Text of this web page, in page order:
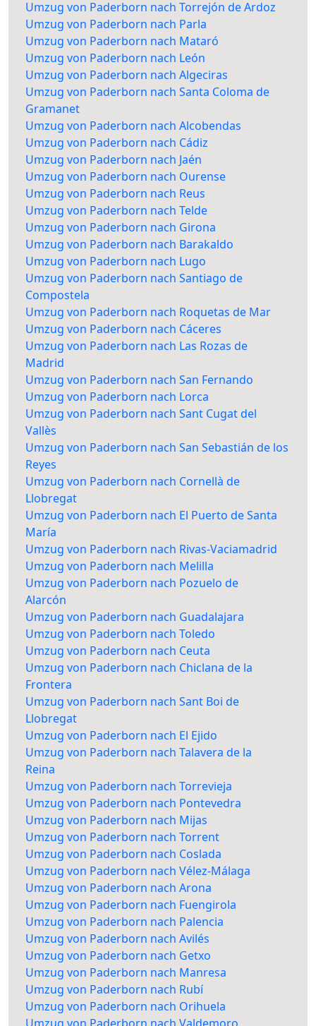
Umzug von Paderborn nach Torrejón de Ardoz
Umzug von Paderborn nach Parla
Umzug von Paderborn nach Mataró
Umzug von Paderborn nach León
Umzug von Paderborn nach Algeciras
Umzug von Paderborn nach Santa Coloma de
Gramanet
Umzug von Paderborn nach Alcobendas
Umzug von Paderborn nach Cádiz
Umzug von Paderborn nach Jaén
Umzug von Paderborn nach Ourense
Umzug von Paderborn nach Reus
Umzug von Paderborn nach Telde
Umzug von Paderborn nach Girona
Umzug von Paderborn nach Barakaldo
Umzug von Paderborn nach Lugo
Umzug von Paderborn nach Santiago de
Compostela
Umzug von Paderborn nach Roquetas de Mar
Umzug von Paderborn nach Cáceres
Umzug von Paderborn nach Las Rozas de
Madrid
Umzug von Paderborn nach San Fernando
Umzug von Paderborn nach Lorca
Umzug von Paderborn nach Sant Cugat del
Vallès
Umzug von Paderborn nach San Sebastián de los
Reyes
Umzug von Paderborn nach Cornellà de
Llobregat
Umzug von Paderborn nach El Puerto de Santa
María
Umzug von Paderborn nach Rivas-Vaciamadrid
Umzug von Paderborn nach Melilla
Umzug von Paderborn nach Pozuelo de
Alarcón
Umzug von Paderborn nach Guadalajara
Umzug von Paderborn nach Toledo
Umzug von Paderborn nach Ceuta
Umzug von Paderborn nach Chiclana de la
Frontera
Umzug von Paderborn nach Sant Boi de
Llobregat
Umzug von Paderborn nach El Ejido
Umzug von Paderborn nach Talavera de la
Reina
Umzug von Paderborn nach Torrevieja
Umzug von Paderborn nach Pontevedra
Umzug von Paderborn nach Mijas
Umzug von Paderborn nach Torrent
Umzug von Paderborn nach Coslada
Umzug von Paderborn nach Vélez-Málaga
Umzug von Paderborn nach Arona
Umzug von Paderborn nach Fuengirola
Umzug von Paderborn nach Palencia
Umzug von Paderborn nach Avilés
Umzug von Paderborn nach Getxo
Umzug von Paderborn nach Manresa
Umzug von Paderborn nach Rubí
Umzug von Paderborn nach Orihuela